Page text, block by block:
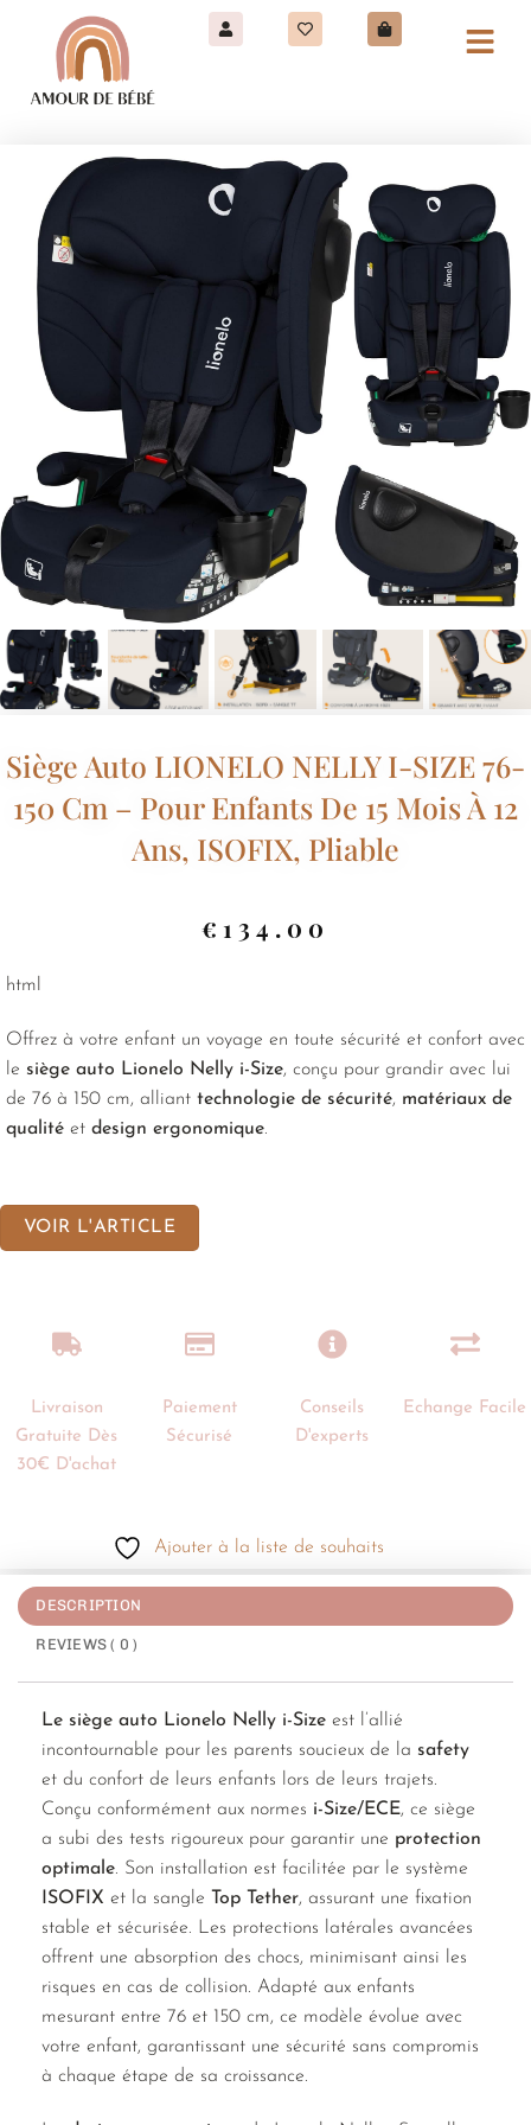
Siège Auto LIONELO NELLY I-SIZE 76-
150 Cm – Pour Enfants De 15 Mois À 12
Ans, ISOFIX, Pliable
€ 134.00
html
Offrez à votre enfant un voyage en toute sécurité et confort avec
le siège auto Lionelo Nelly i-Size, conçu pour grandir avec lui
de 76 à 150 cm, alliant technologie de sécurité, matériaux de
qualité et design ergonomique.
VOIR L'ARTICLE
Livraison
Gratuite Dès
30€ D'achat
Paiement
Sécurisé
Conseils
D'experts
Echange Facile
Ajouter à la liste de souhaits
DESCRIPTION
REVIEWS ( 0 )
Le siège auto Lionelo Nelly i-Size est l’allié
incontournable pour les parents soucieux de la safety
et du confort de leurs enfants lors de leurs trajets.
Conçu conformément aux normes i-Size/ECE, ce siège
a subi des tests rigoureux pour garantir une protection
optimale. Son installation est facilitée par le système
ISOFIX et la sangle Top Tether, assurant une fixation
stable et sécurisée. Les protections latérales avancées
offrent une absorption des chocs, minimisant ainsi les
risques en cas de collision. Adapté aux enfants
mesurant entre 76 et 150 cm, ce modèle évolue avec
votre enfant, garantissant une sécurité sans compromis
à chaque étape de sa croissance.